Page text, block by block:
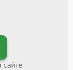
сайте